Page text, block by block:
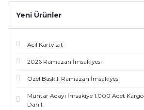
Yeni Ürünler
Acil Kartvizit
2026 Ramazan İmsakiyesi
Özel Baskılı Ramazan İmsakiyesi
Muhtar Adayı İmsakiye 1.000 Adet Kargo
Dahil.